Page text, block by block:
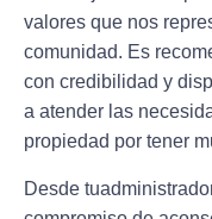
valores que nos
comunidad. Es
con credibilidad y
a atender las
propiedad por tener
Desde